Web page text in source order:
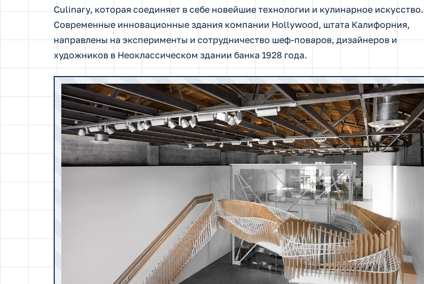
Culinary, которая соединяет в себе новейшие технологии и кулинарное искусство.
Современные инновационные здания компании Hollywood, штата Калифорния,
направлены на эксперименты и сотрудничество шеф-поваров, дизайнеров и
художников в Неоклассическом здании банка 1928 года.